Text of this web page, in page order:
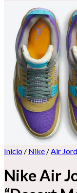
Inicio / Nike /Air
Nike Air